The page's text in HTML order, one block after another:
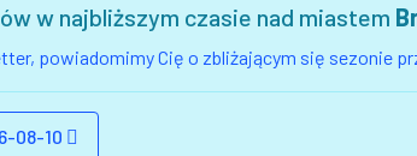
w najbliższym czasie nad miastem
powiadomimy Cię o zbliżającym się sezonie
08-10